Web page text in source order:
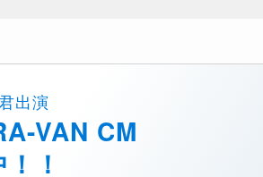
出演
VAN CM
！